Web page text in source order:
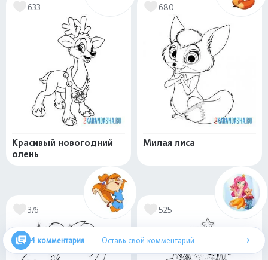
633
Красивый новогодний
олень
680
Милая лиса
376 525
4 комментария Оставь свой комментарий ›